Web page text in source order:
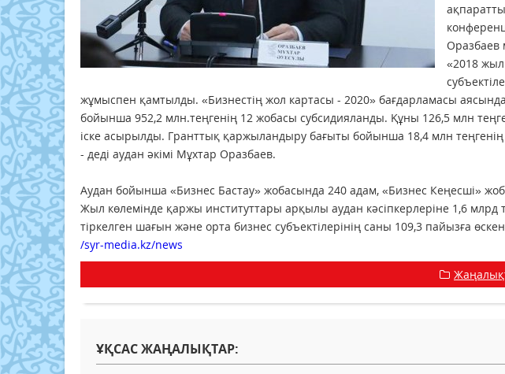
Оразбаев
«2018
жұмыспен қамтылды. «Бизнестің жол картасы - 2020» бағдарламасы
бойынша 952,2 млн.теңгенің 12 жобасы субсидияланды. Құны 126,5 млн
іске асырылды. Гранттық қаржыландыру бағыты бойынша 18,4 млн
- деді аудан әкімі Мұхтар Оразбаев.
Аудан бойынша «Бизнес Бастау» жобасында 240 адам, «Бизнес Кеңесші»
Жыл көлемінде қаржы институттары арқылы аудан кәсіпкерлеріне 1,6 млрд
тіркелген шағын және орта бизнес субъектілерінің саны 109,3 пайызға
/syr-media.kz/news
ҰҚСАС ЖАҢАЛЫҚТАР: